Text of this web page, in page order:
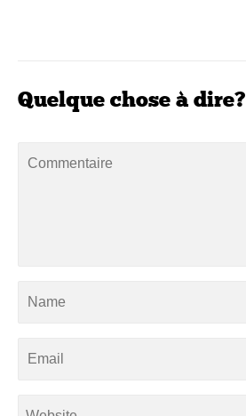
Quelque chose à dire?